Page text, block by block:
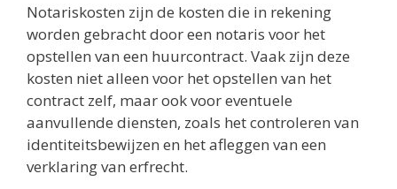
Notariskosten zijn de kosten die in rekening
worden gebracht door een notaris voor het
opstellen van een huurcontract. Vaak zijn deze
kosten niet alleen voor het opstellen van het
contract zelf, maar ook voor eventuele
aanvullende diensten, zoals het controleren van
identiteitsbewijzen en het afleggen van een
verklaring van erfrecht.